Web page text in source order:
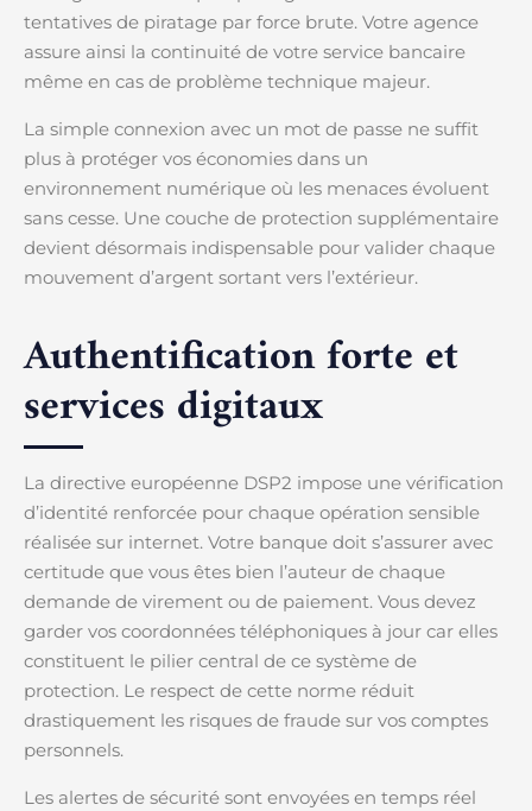
tentatives de piratage par force brute. Votre agence
assure ainsi la continuité de votre service bancaire
même en cas de problème technique majeur.
La simple connexion avec un mot de passe ne suffit
plus à protéger vos économies dans un
environnement numérique où les menaces évoluent
sans cesse. Une couche de protection supplémentaire
devient désormais indispensable pour valider chaque
mouvement d’argent sortant vers l’extérieur.
Authentification forte et
services digitaux
La directive européenne DSP2 impose une vérification
d’identité renforcée pour chaque opération sensible
réalisée sur internet. Votre banque doit s’assurer avec
certitude que vous êtes bien l’auteur de chaque
demande de virement ou de paiement. Vous devez
garder vos coordonnées téléphoniques à jour car elles
constituent le pilier central de ce système de
protection. Le respect de cette norme réduit
drastiquement les risques de fraude sur vos comptes
personnels.
Les alertes de sécurité sont envoyées en temps réel